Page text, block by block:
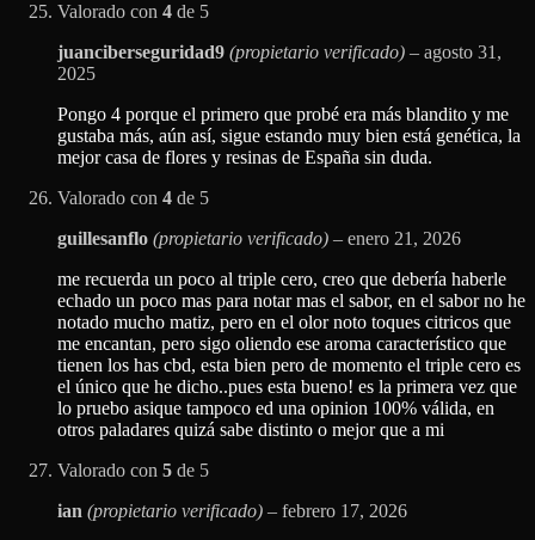
Valorado con 4 de 5
juanciberseguridad9 (propietario verificado) – agosto 31,
2025
Pongo 4 porque el primero que probé era más blandito y me
gustaba más, aún así, sigue estando muy bien está genética, la
mejor casa de flores y resinas de España sin duda.
Valorado con 4 de 5
guillesanflo (propietario verificado) – enero 21, 2026
me recuerda un poco al triple cero, creo que debería haberle
echado un poco mas para notar mas el sabor, en el sabor no he
notado mucho matiz, pero en el olor noto toques citricos que
me encantan, pero sigo oliendo ese aroma característico que
tienen los has cbd, esta bien pero de momento el triple cero es
el único que he dicho..pues esta bueno! es la primera vez que
lo pruebo asique tampoco ed una opinion 100% válida, en
otros paladares quizá sabe distinto o mejor que a mi
Valorado con 5 de 5
ian (propietario verificado) – febrero 17, 2026